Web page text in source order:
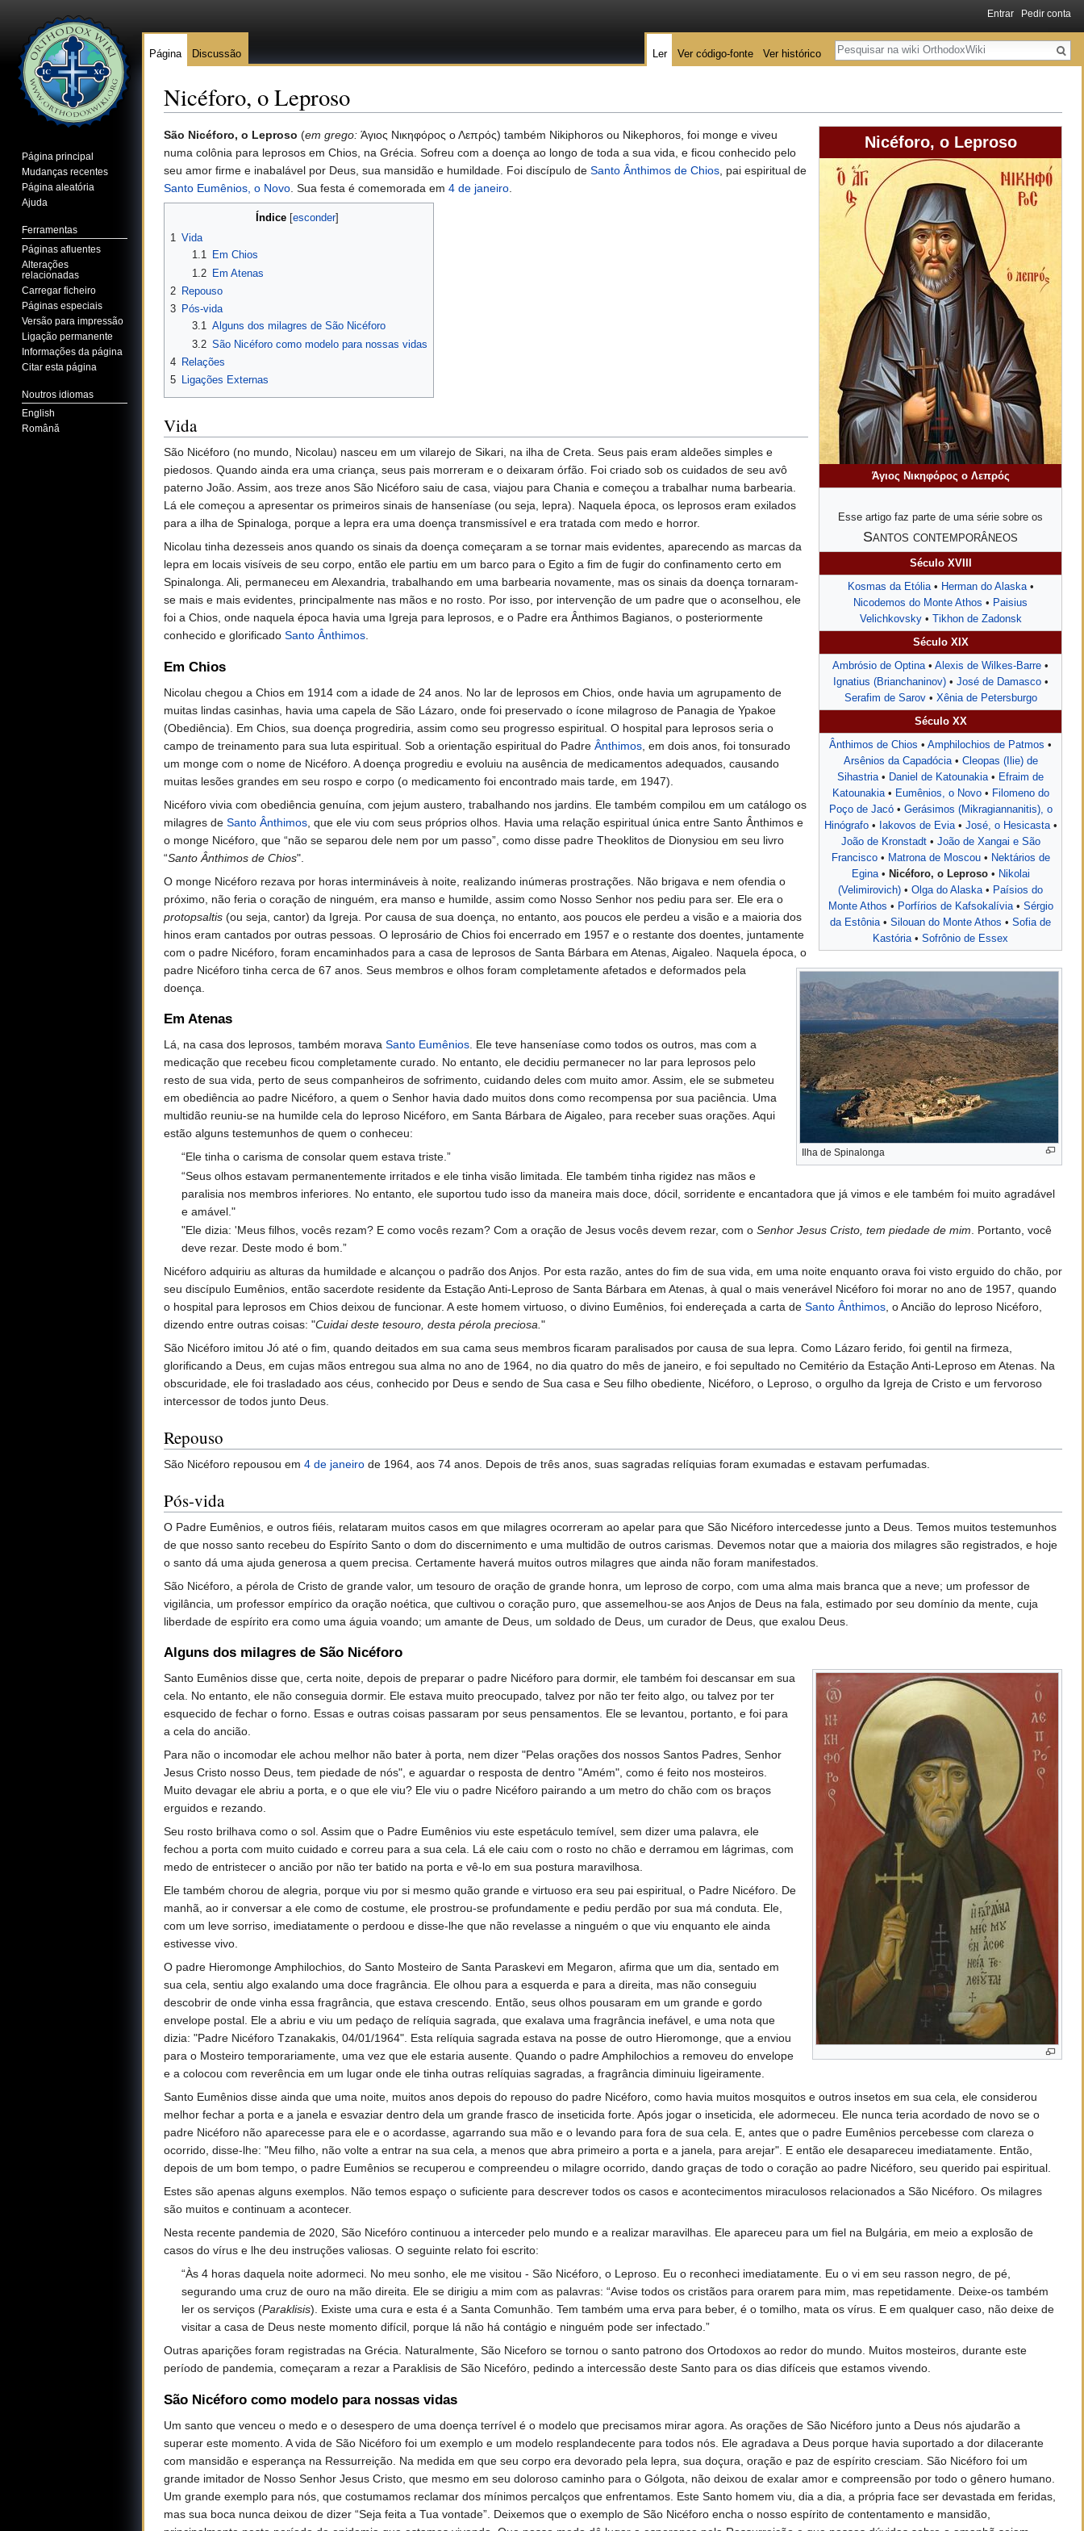
Nicéforo, o Leproso
Nicéforo, o Leproso
Άγιος Νικηφόρος ο Λεπρός
Esse artigo faz parte de uma série sobre os
Santos contemporâneos
Século XVIII
Kosmas da Etólia• Herman do Alaska•
Nicodemos do Monte Athos • Paisius
Velichkovsky• Tikhon de Zadonsk
Século XIX
Ambrósio de Optina• Alexis de Wilkes-Barre •
Ignatius (Brianchaninov) • José de Damasco•
Serafim de Sarov• Xênia de Petersburgo
Século XX
Ânthimos de Chios • Amphilochios de Patmos •
Arsênios da Capadócia• Cleopas (Ilie) de
Sihastria• Daniel de Katounakia• Efraim de
Katounakia• Eumênios, o Novo• Filomeno do
Poço de Jacó• Gerásimos (Mikragiannanitis), o
Hinógrafo• Iakovos de Evia• José, o Hesicasta•
João de Kronstadt• João de Xangai e São
Francisco• Matrona de Moscou• Nektários de
Egina• Nicéforo, o Leproso• Nikolai
(Velimirovich) • Olga do Alaska• Paísios do
Monte Athos • Porfírios de Kafsokalívia• Sérgio
da Estônia• Silouan do Monte Athos • Sofia de
Kastória• Sofrônio de Essex
São Nicéforo, o Leproso (em grego: Άγιος Νικηφόρος ο Λεπρός) também Nikiphoros ou Nikephoros, foi monge e viveu
numa colônia para leprosos em Chios, na Grécia. Sofreu com a doença ao longo de toda a sua vida, e ficou conhecido pelo
seu amor firme e inabalável por Deus, sua mansidão e humildade. Foi discípulo de Santo Ânthimos de Chios, pai espiritual de
Santo Eumênios, o Novo. Sua festa é comemorada em 4 de janeiro.
Índice esconder]
1 Vida
1.1
Em Chios
1.2
Em Atenas
2 Repouso
3 Pós-vida
3.1 Alguns dos milagres de São Nicéforo
3.2 São Nicéforo como modelo para nossas vidas
4 Relações
5 Ligações Externas
Vida
São Nicéforo (no mundo, Nicolau) nasceu em um vilarejo de Sikari, na ilha de Creta. Seus pais eram aldeões simples e
piedosos. Quando ainda era uma criança, seus pais morreram e o deixaram órfão. Foi criado sob os cuidados de seu avô
paterno João. Assim, aos treze anos São Nicéforo saiu de casa, viajou para Chania e começou a trabalhar numa barbearia.
Lá ele começou a apresentar os primeiros sinais de hanseníase (ou seja, lepra). Naquela época, os leprosos eram exilados
para a ilha de Spinaloga, porque a lepra era uma doença transmissível e era tratada com medo e horror.
Nicolau tinha dezesseis anos quando os sinais da doença começaram a se tornar mais evidentes, aparecendo as marcas da
lepra em locais visíveis de seu corpo, então ele partiu em um barco para o Egito a fim de fugir do confinamento certo em
Spinalonga. Ali, permaneceu em Alexandria, trabalhando em uma barbearia novamente, mas os sinais da doença tornaram-
se mais e mais evidentes, principalmente nas mãos e no rosto. Por isso, por intervenção de um padre que o aconselhou, ele
foi a Chios, onde naquela época havia uma Igreja para leprosos, e o Padre era Ânthimos Bagianos, o posteriormente
conhecido e glorificado Santo Ânthimos.
Em Chios
Ilha de Spinalonga
Nicolau chegou a Chios em 1914 com a idade de 24 anos. No lar de leprosos em Chios, onde havia um agrupamento de
muitas lindas casinhas, havia uma capela de São Lázaro, onde foi preservado o ícone milagroso de Panagia de Ypakoe
(Obediência). Em Chios, sua doença progrediria, assim como seu progresso espiritual. O hospital para leprosos seria o
campo de treinamento para sua luta espiritual. Sob a orientação espiritual do Padre Ânthimos , em dois anos, foi tonsurado
um monge com o nome de Nicéforo. A doença progrediu e evoluiu na ausência de medicamentos adequados, causando
muitas lesões grandes em seu rospo e corpo (o medicamento foi encontrado mais tarde, em 1947).
Nicéforo vivia com obediência genuína, com jejum austero, trabalhando nos jardins. Ele também compilou em um catálogo os
milagres de Santo Ânthimos , que ele viu com seus próprios olhos. Havia uma relação espiritual única entre Santo Ânthimos e
o monge Nicéforo, que “não se separou dele nem por um passo”, como disse padre Theoklitos de Dionysiou em seu livro
“Santo Ânthimos de Chios".
O monge Nicéforo rezava por horas intermináveis ​​à noite, realizando inúmeras prostrações. Não brigava e nem ofendia o
próximo, não feria o coração de ninguém, era manso e humilde, assim como Nosso Senhor nos pediu para ser. Ele era o
protopsaltis (ou seja, cantor) da Igreja. Por causa de sua doença, no entanto, aos poucos ele perdeu a visão e a maioria dos
hinos eram cantados por outras pessoas. O leprosário de Chios foi encerrado em 1957 e o restante dos doentes, juntamente
com o padre Nicéforo, foram encaminhados para a casa de leprosos de Santa Bárbara em Atenas, Aigaleo. Naquela época, o
padre Nicéforo tinha cerca de 67 anos. Seus membros e olhos foram completamente afetados e deformados pela
doença.
Em Atenas
Lá, na casa dos leprosos, também morava Santo Eumênios. Ele teve hanseníase como todos os outros, mas com a
medicação que recebeu ficou completamente curado. No entanto, ele decidiu permanecer no lar para leprosos pelo
resto de sua vida, perto de seus companheiros de sofrimento, cuidando deles com muito amor. Assim, ele se submeteu
em obediência ao padre Nicéforo, a quem o Senhor havia dado muitos dons como recompensa por sua paciência. Uma
multidão reuniu-se na humilde cela do leproso Nicéforo, em Santa Bárbara de Aigaleo, para receber suas orações. Aqui
estão alguns testemunhos de quem o conheceu:
“Ele tinha o carisma de consolar quem estava triste.”
“Seus olhos estavam permanentemente irritados e ele tinha visão limitada. Ele também tinha rigidez nas mãos e
paralisia nos membros inferiores. No entanto, ele suportou tudo isso da maneira mais doce, dócil, sorridente e encantadora que já vimos e ele também foi muito agradável
e amável."
"Ele dizia: 'Meus filhos, vocês rezam? E como vocês rezam? Com a oração de Jesus vocês devem rezar, com oSenhor Jesus Cristo, tem piedade de mim . Portanto, você
deve rezar. Deste modo é bom.”
Nicéforo adquiriu as alturas da humildade e alcançou o padrão dos Anjos. Por esta razão, antes do fim de sua vida, em uma noite enquanto orava foi visto erguido do chão, por
seu discípulo Eumênios, então sacerdote residente da Estação Anti-Leproso de Santa Bárbara em Atenas, à qual o mais venerável Nicéforo foi morar no ano de 1957, quando
o hospital para leprosos em Chios deixou de funcionar. A este homem virtuoso, o divino Eumênios, foi endereçada a carta de Santo Ânthimos , o Ancião do leproso Nicéforo,
dizendo entre outras coisas: "Cuidai deste tesouro, desta pérola preciosa. "
São Nicéforo imitou Jó até o fim, quando deitados em sua cama seus membros ficaram paralisados ​​por causa de sua lepra. Como Lázaro ferido, foi gentil na firmeza,
glorificando a Deus, em cujas mãos entregou sua alma no ano de 1964, no dia quatro do mês de janeiro, e foi sepultado no Cemitério da Estação Anti-Leproso em Atenas. Na
obscuridade, ele foi trasladado aos céus, conhecido por Deus e sendo de Sua casa e Seu filho obediente, Nicéforo, o Leproso, o orgulho da Igreja de Cristo e um fervoroso
intercessor de todos junto Deus.
Repouso
São Nicéforo repousou em 4 de janeiro de 1964, aos 74 anos. Depois de três anos, suas sagradas relíquias foram exumadas e estavam perfumadas.
Pós-vida
O Padre Eumênios, e outros fiéis, relataram muitos casos em que milagres ocorreram ao apelar para que São Nicéforo intercedesse junto a Deus. Temos muitos testemunhos
de que nosso santo recebeu do Espírito Santo o dom do discernimento e uma multidão de outros carismas. Devemos notar que a maioria dos milagres são registrados, e hoje
o santo dá uma ajuda generosa a quem precisa. Certamente haverá muitos outros milagres que ainda não foram manifestados.
São Nicéforo, a pérola de Cristo de grande valor, um tesouro de oração de grande honra, um leproso de corpo, com uma alma mais branca que a neve; um professor de
vigilância, um professor empírico da oração noética, que cultivou o coração puro, que assemelhou-se aos Anjos de Deus na fala, estimado por seu domínio da mente, cuja
liberdade de espírito era como uma águia voando; um amante de Deus, um soldado de Deus, um curador de Deus, que exalou Deus.
Alguns dos milagres de São Nicéforo
Santo Eumênios disse que, certa noite, depois de preparar o padre Nicéforo para dormir, ele também foi descansar em sua
cela. No entanto, ele não conseguia dormir. Ele estava muito preocupado, talvez por não ter feito algo, ou talvez por ter
esquecido de fechar o forno. Essas e outras coisas passaram por seus pensamentos. Ele se levantou, portanto, e foi para
a cela do ancião.
Para não o incomodar ele achou melhor não bater à porta, nem dizer "Pelas orações dos nossos Santos Padres, Senhor
Jesus Cristo nosso Deus, tem piedade de nós", e aguardar o resposta de dentro "Amém", como é feito nos mosteiros.
Muito devagar ele abriu a porta, e o que ele viu? Ele viu o padre Nicéforo pairando a um metro do chão com os braços
erguidos e rezando.
Seu rosto brilhava como o sol. Assim que o Padre Eumênios viu este espetáculo temível, sem dizer uma palavra, ele
fechou a porta com muito cuidado e correu para a sua cela. Lá ele caiu com o rosto no chão e derramou em lágrimas, com
medo de entristecer o ancião por não ter batido na porta e vê-lo em sua postura maravilhosa.
Ele também chorou de alegria, porque viu por si mesmo quão grande e virtuoso era seu pai espiritual, o Padre Nicéforo. De
manhã, ao ir conversar a ele como de costume, ele prostrou-se profundamente e pediu perdão por sua má conduta. Ele,
com um leve sorriso, imediatamente o perdoou e disse-lhe que não revelasse a ninguém o que viu enquanto ele ainda
estivesse vivo.
O padre Hieromonge Amphilochios, do Santo Mosteiro de Santa Paraskevi em Megaron, afirma que um dia, sentado em
sua cela, sentiu algo exalando uma doce fragrância. Ele olhou para a esquerda e para a direita, mas não conseguiu
descobrir de onde vinha essa fragrância, que estava crescendo. Então, seus olhos pousaram em um grande e gordo
envelope postal. Ele a abriu e viu um pedaço de relíquia sagrada, que exalava uma fragrância inefável, e uma nota que
dizia: "Padre Nicéforo Tzanakakis, 04/01/1964". Esta relíquia sagrada estava na posse de outro Hieromonge, que a enviou
para o Mosteiro temporariamente, uma vez que ele estaria ausente. Quando o padre Amphilochios a removeu do envelope
e a colocou com reverência em um lugar onde ele tinha outras relíquias sagradas, a fragrância diminuiu ligeiramente.
Santo Eumênios disse ainda que uma noite, muitos anos depois do repouso do padre Nicéforo, como havia muitos mosquitos e outros insetos em sua cela, ele considerou
melhor fechar a porta e a janela e esvaziar dentro dela um grande frasco de inseticida forte. Após jogar o inseticida, ele adormeceu. Ele nunca teria acordado de novo se o
padre Nicéforo não aparecesse para ele e o acordasse, agarrando sua mão e o levando para fora de sua cela. E, antes que o padre Eumênios percebesse com clareza o
ocorrido, disse-lhe: "Meu filho, não volte a entrar na sua cela, a menos que abra primeiro a porta e a janela, para arejar". E então ele desapareceu imediatamente. Então,
depois de um bom tempo, o padre Eumênios se recuperou e compreendeu o milagre ocorrido, dando graças de todo o coração ao padre Nicéforo, seu querido pai espiritual.
Estes são apenas alguns exemplos. Não temos espaço o suficiente para descrever todos os casos e acontecimentos miraculosos relacionados a São Nicéforo. Os milagres
são muitos e continuam a acontecer.
Nesta recente pandemia de 2020, São Nicefóro continuou a interceder pelo mundo e a realizar maravilhas. Ele apareceu para um fiel na Bulgária, em meio a explosão de
casos do vírus e lhe deu instruções valiosas. O seguinte relato foi escrito:
“Às 4 horas daquela noite adormeci. No meu sonho, ele me visitou - São Nicéforo, o Leproso. Eu o reconheci imediatamente. Eu o vi em seu rasson negro, de pé,
segurando uma cruz de ouro na mão direita. Ele se dirigiu a mim com as palavras: “Avise todos os cristãos para orarem para mim, mas repetidamente. Deixe-os também
ler os serviços (Paraklisis). Existe uma cura e esta é a Santa Comunhão. Tem também uma erva para beber, é o tomilho, mata os vírus. E em qualquer caso, não deixe de
visitar a casa de Deus neste momento difícil, porque lá não há contágio e ninguém pode ser infectado.”
Outras aparições foram registradas na Grécia. Naturalmente, São Niceforo se tornou o santo patrono dos Ortodoxos ao redor do mundo. Muitos mosteiros, durante este
período de pandemia, começaram a rezar a Paraklisis de São Nicefóro, pedindo a intercessão deste Santo para os dias difíceis que estamos vivendo.
São Nicéforo como modelo para nossas vidas
Um santo que venceu o medo e o desespero de uma doença terrível é o modelo que precisamos mirar agora. As orações de São Nicéforo junto a Deus nós ajudarão a
superar este momento. A vida de São Nicéforo foi um exemplo e um modelo resplandecente para todos nós. Ele agradava a Deus porque havia suportado a dor dilacerante
com mansidão e esperança na Ressurreição. Na medida em que seu corpo era devorado pela lepra, sua doçura, oração e paz de espírito cresciam. São Nicéforo foi um
grande imitador de Nosso Senhor Jesus Cristo, que mesmo em seu doloroso caminho para o Gólgota, não deixou de exalar amor e compreensão por todo o gênero humano.
Um grande exemplo para nós, que costumamos reclamar dos mínimos percalços que enfrentamos. Este Santo homem viu, dia a dia, a própria face ser devastada em feridas,
mas sua boca nunca deixou de dizer “Seja feita a Tua vontade”. Deixemos que o exemplo de São Nicéforo encha o nosso espírito de contentamento e mansidão,
Entrar Pedir conta
Página Discussão Ler Ver código-fonte Ver histórico
Pesquisa
Página principal
Mudanças recentes
Página aleatória
Ajuda
Ferramentas
Páginas afluentes
Alterações
relacionadas
Carregar ficheiro
Páginas especiais
Versão para impressão
Ligação permanente
Informações da página
Citar esta página
Noutros idiomas
English
Română